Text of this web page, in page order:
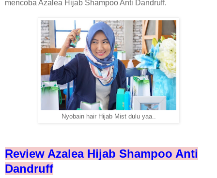
mencoba Azalea Hijab Shampoo Anti Dandruff.
Nyobain hair Hijab Mist dulu yaa..
Review Azalea Hijab Shampoo Anti
Dandruff